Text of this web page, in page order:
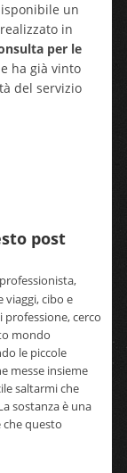
un
in
per le
ha già vinto
del servizio
post
viaggi, cibo e
cerco
mondo
le piccole
messe insieme
saltarmi che
sostanza è una
questo